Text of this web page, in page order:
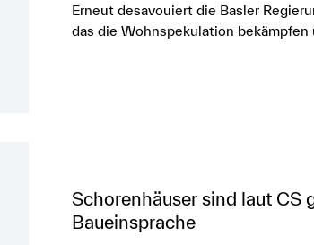
Erneut desavouiert die Basler
das die Wohnspekulation
Schorenhäuser sind laut CS
Baueinsprache